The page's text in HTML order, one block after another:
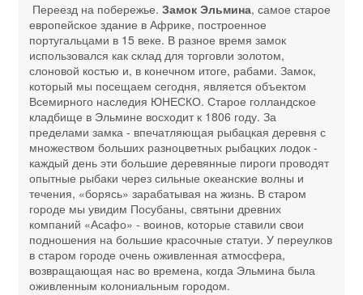
Переезд на побережье. Замок Эльмина, самое старое
европейское здание в Африке, построенное
португальцами в 15 веке. В разное время замок
использовался как склад для торговли золотом,
слоновой костью и, в конечном итоге, рабами. Замок,
который мы посещаем сегодня, является объектом
Всемирного наследия ЮНЕСКО. Старое голландское
кладбище в Эльмине восходит к 1806 году. За
пределами замка - впечатляющая рыбацкая деревня с
множеством больших разноцветных рыбацких лодок -
каждый день эти большие деревянные пироги проводят
опытные рыбаки через сильные океанские волны и
течения, «борясь» зарабатывая на жизнь. В старом
городе мы увидим Посубаны, святыни древних
компаний «Асафо» - воинов, которые ставили свои
подношения на большие красочные статуи. У переулков
в старом городе очень оживленная атмосфера,
возвращающая нас во времена, когда Эльмина была
оживленным колониальным городом.